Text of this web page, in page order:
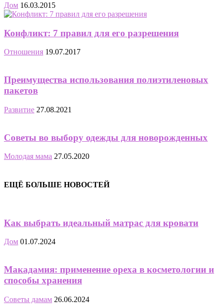
Дом 16.03.2015
Конфликт: 7 правил для его разрешения
Отношения 19.07.2017
Преимущества использования полиэтиленовых
пакетов
Развитие 27.08.2021
Советы во выбору одежды для новорожденных
Молодая мама 27.05.2020
ЕЩЁ БОЛЬШЕ НОВОСТЕЙ
Как выбрать идеальный матрас для кровати
Дом 01.07.2024
Макадамия: применение ореха в косметологии и
способы хранения
Советы дамам 26.06.2024